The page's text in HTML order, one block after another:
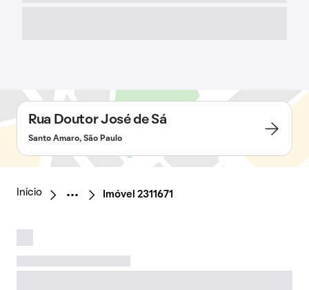
Rua Doutor José de Sá
Santo Amaro, São Paulo
Início Imóvel 2311671